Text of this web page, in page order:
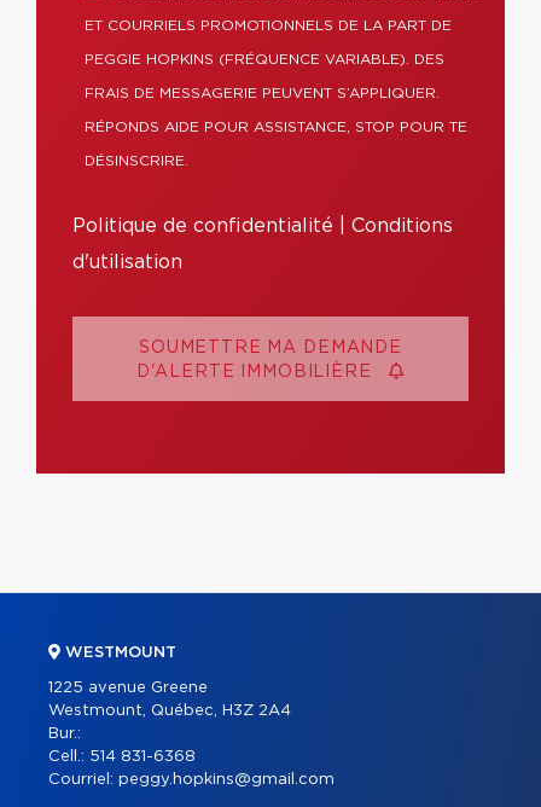
ET COURRIELS PROMOTIONNELS DE LA PART DE
PEGGIE HOPKINS (FRÉQUENCE VARIABLE). DES
FRAIS DE MESSAGERIE PEUVENT S’APPLIQUER.
RÉPONDS AIDE POUR ASSISTANCE, STOP POUR TE
DÉSINSCRIRE.
Politique de confidentialité
Conditions
d'utilisation
SOUMETTRE MA DEMANDE
D'ALERTE IMMOBILIÈRE
WESTMOUNT
1225 avenue Greene
Westmount, Québec, H3Z 2A4
Bur.:
Cell.: 514 831-6368
Courriel: peggy.hopkins@gmail.com